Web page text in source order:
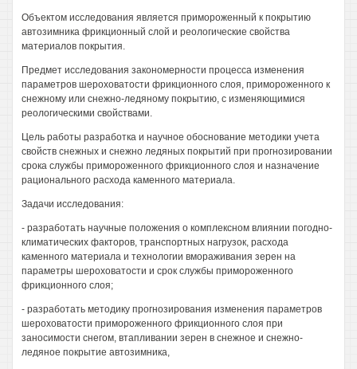
Объектом исследования является примороженный к покрытию
автозимника фрикционный слой и реологические свойства
материалов покрытия.
Предмет исследования закономерности процесса изменения
параметров шероховатости фрикционного слоя, примороженного к
снежному или снежно-ледяному покрытию, с изменяющимися
реологическими свойствами.
Цель работы разработка и научное обоснование методики учета
свойств снежных и снежно ледяных покрытий при прогнозировании
срока службы примороженного фрикционного слоя и назначение
рационального расхода каменного материала.
Задачи исследования:
- разработать научные положения о комплексном влиянии погодно-
климатических факторов, транспортных нагрузок, расхода
каменного материала и технологии вмораживания зерен на
параметры шероховатости и срок службы примороженного
фрикционного слоя;
- разработать методику прогнозирования изменения параметров
шероховатости примороженного фрикционного слоя при
заносимости снегом, втапливании зерен в снежное и снежно-
ледяное покрытие автозимника,